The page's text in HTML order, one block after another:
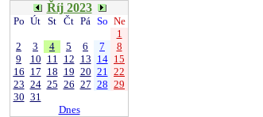
Říj 2023
Po Út St Čt Pá So Ne
1
2
3 4 5 6 7
8
9
10 11 12 13 14 15
16 17 18 19 20 21 22
23 24 25 26 27 28 29
30 31
Dnes